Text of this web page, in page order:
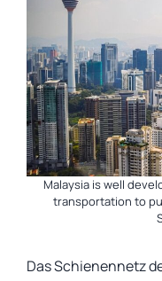
Malaysia is well
transportation to
Das Schienennetz